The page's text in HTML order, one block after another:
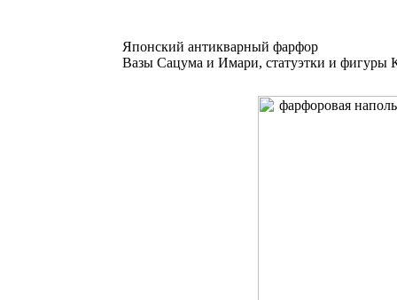
Японский антикварный фарфор
Вазы Сацума и Имари, статуэтки и фигуры